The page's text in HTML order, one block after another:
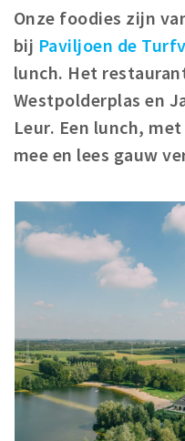
Inschrijven gemeente
Zorgverzekering
Huisarts en eerste hulp
Q&A
Breda Student Shop
Draai aan het rad!
VRIJE TIJD
Sport
Nieuws
Agenda
Bezienswaardigheden
Musea, theaters & podia
Onze foodies zijn
bij Paviljoen de
lunch. Het
Westpolderplas en
Leur. Een lunch,
mee en lees gauw